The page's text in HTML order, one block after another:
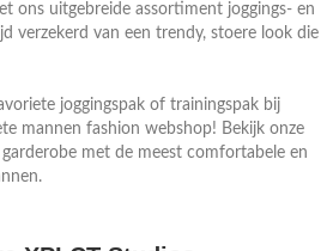
ons uitgebreide assortiment joggings- en
verzekerd van een trendy, stoere look die
joggingspak of trainingspak bij
mannen fashion webshop! Bekijk onze
met de meest comfortabele en